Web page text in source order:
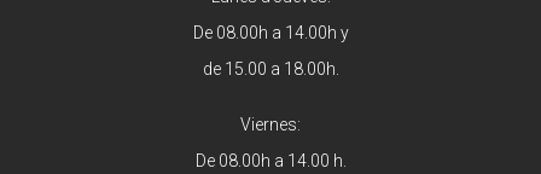
De 08.00h a 14.00h y
de 15.00 a 18.00h.
Viernes:
De 08.00h a 14.00 h.